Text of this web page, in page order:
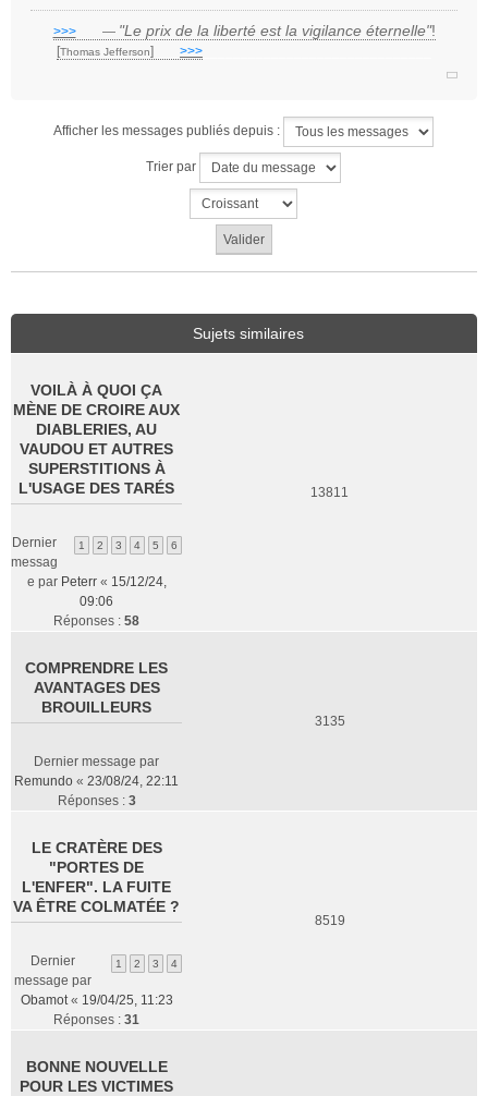
>>>___ — "Le prix de la liberté est la vigilance éternelle"!
[Thomas Jefferson] >>>
Afficher les messages publiés depuis :
Trier par
Sujets similaires
VOILÀ À QUOI ÇA
MÈNE DE CROIRE AUX
DIABLERIES, AU
VAUDOU ET AUTRES
SUPERSTITIONS À
L'USAGE DES TARÉS
1 2 3 4 5 6
Dernier
messag
e par Peterr« 15/12/24,
09:06
Réponses : 58
13811
COMPRENDRE LES
AVANTAGES DES
BROUILLEURS
Dernier message par
Remundo « 23/08/24, 22:11
Réponses : 3
3135
LE CRATÈRE DES
"PORTES DE
L'ENFER". LA FUITE
VA ÊTRE COLMATÉE ?
1 2 3 4
Dernier
message par
Obamot« 19/04/25, 11:23
Réponses : 31
8519
BONNE NOUVELLE
POUR LES VICTIMES